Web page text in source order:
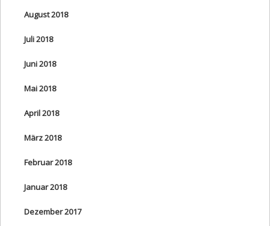
August 2018
Juli 2018
Juni 2018
Mai 2018
April 2018
März 2018
Februar 2018
Januar 2018
Dezember 2017